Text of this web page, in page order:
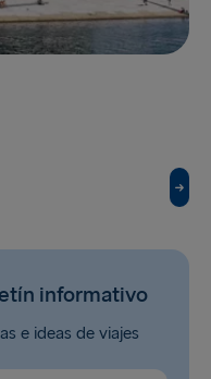
informativo
e ideas de viajes